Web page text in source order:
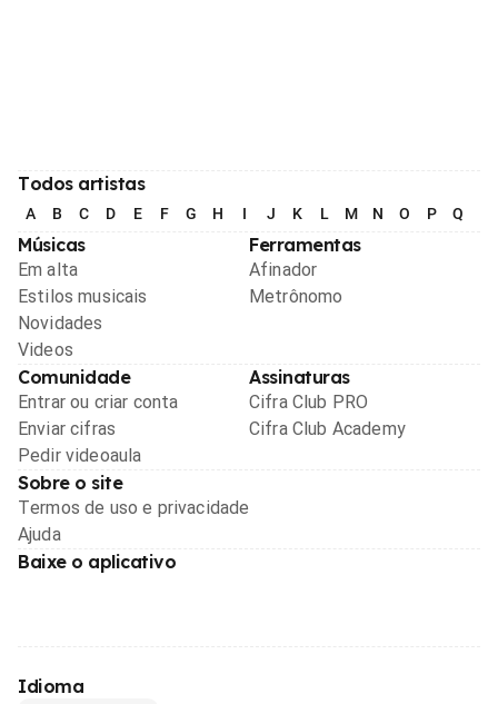
Todos artistas
A B C D E F G H I J K L M N O P Q
Músicas
Em alta
Estilos musicais
Novidades
Videos
Ferramentas
Afinador
Metrônomo
Comunidade
Entrar ou criar conta
Enviar cifras
Pedir videoaula
Assinaturas
Cifra Club PRO
Cifra Club Academy
Sobre o site
Termos de uso e privacidade
Ajuda
Baixe o aplicativo
Idioma